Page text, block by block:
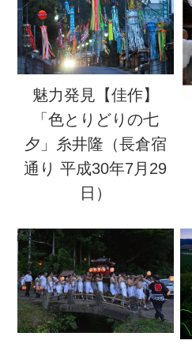
魅力発見【佳作】
「色とりどりの七
夕」糸井隆（長倉宿
通り 平成30年7月29
日）